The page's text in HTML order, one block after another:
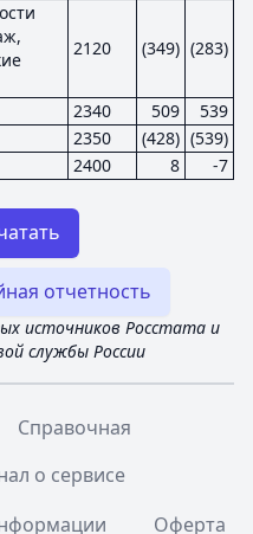
2120 (349) (283)
2340 509
539
2350 (428) (539)
2400 8 -7
отчетность
источников Росстата и
службы России
Справочная
о сервисе
Оферта